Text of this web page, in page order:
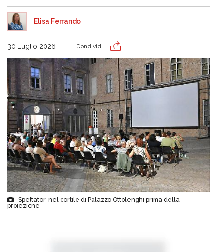
Elisa Ferrando
30 Luglio 2026 Condividi
Spettatori nel cortile di Palazzo Ottolenghi prima della
proiezione